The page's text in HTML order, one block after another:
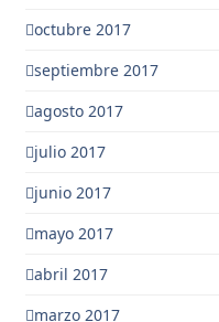
octubre 2017
septiembre 2017
agosto 2017
julio 2017
junio 2017
mayo 2017
abril 2017
marzo 2017